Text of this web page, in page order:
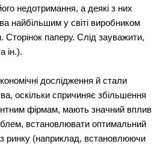
недотримання, а деякі з них
найбільшим у світі виробником
паперу. Слід зауважити,
ін.).
дослідження й стали
оскільки спричиняє збільшення
фірмам, мають значний вплив
встановлювати оптимальний
з ринку (наприклад, встановлюючи